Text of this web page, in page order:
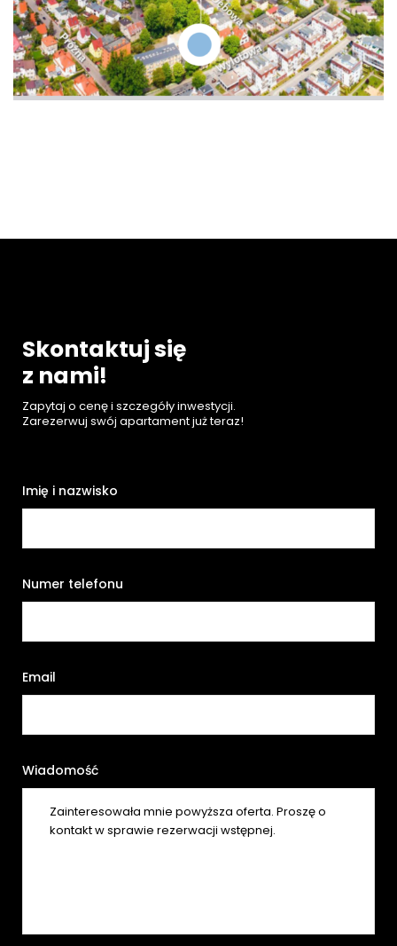
Skontaktuj się
z nami!
Zapytaj o cenę i szczegóły inwestycji.
Zarezerwuj swój apartament już teraz!
Imię i nazwisko
Numer telefonu
Email
Wiadomość